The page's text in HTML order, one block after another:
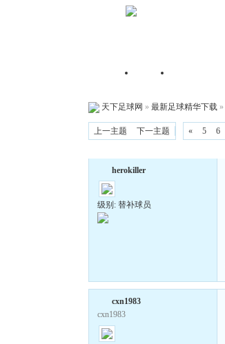
首页
天下足球网 » 最新足球精华下载 »
上一主题 下一主题 « 5 6
herokiller
级别: 替补球员
cxn1983
cxn1983